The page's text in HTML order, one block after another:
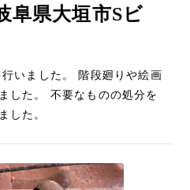
阜県大垣市Sビ
いました。 階段廻りや絵画
した。 不要なものの処分を
した。